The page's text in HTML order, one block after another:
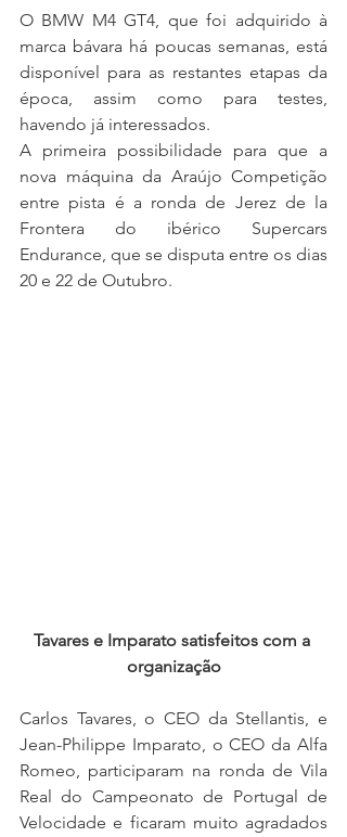
O BMW M4 GT4, que foi adquirido à
marca bávara há poucas semanas, está
disponível para as restantes etapas da
época, assim como para testes,
havendo já interessados.
A primeira possibilidade para que a
nova máquina da Araújo Competição
entre pista é a ronda de Jerez de la
Frontera do ibérico Supercars
Endurance, que se disputa entre os dias
20 e 22 de Outubro.
Tavares e Imparato satisfeitos com a
organização
Carlos Tavares, o CEO da Stellantis, e
Jean-Philippe Imparato, o CEO da Alfa
Romeo, participaram na ronda de Vila
Real do Campeonato de Portugal de
Velocidade e ficaram muito agradados